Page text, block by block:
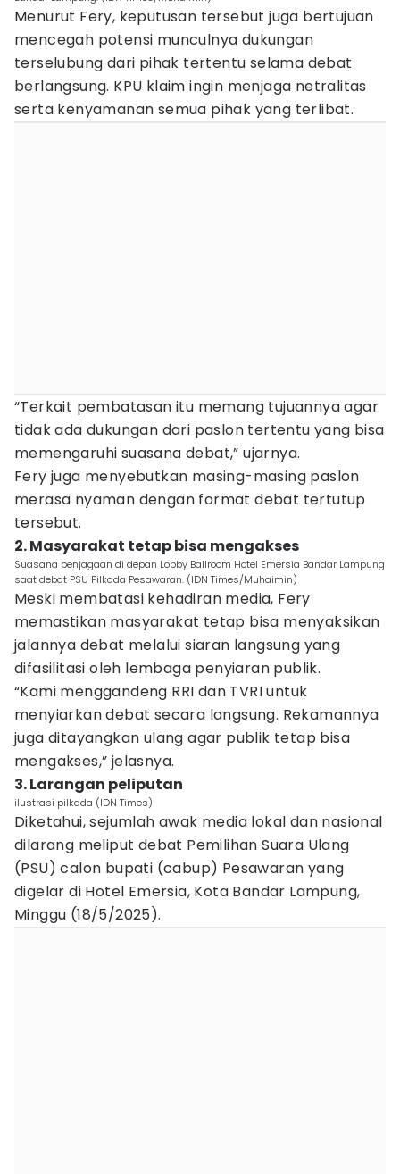
Menurut Fery, keputusan tersebut juga bertujuan
mencegah potensi munculnya dukungan
terselubung dari pihak tertentu selama debat
berlangsung. KPU klaim ingin menjaga netralitas
serta kenyamanan semua pihak yang terlibat.
“Terkait pembatasan itu memang tujuannya agar
tidak ada dukungan dari paslon tertentu yang bisa
memengaruhi suasana debat,” ujarnya.
Fery juga menyebutkan masing-masing paslon
merasa nyaman dengan format debat tertutup
tersebut.
2. Masyarakat tetap bisa mengakses
Suasana penjagaan di depan Lobby Ballroom Hotel Emersia Bandar Lampung
saat debat PSU Pilkada Pesawaran. (IDN Times/Muhaimin)
Meski membatasi kehadiran media, Fery
memastikan masyarakat tetap bisa menyaksikan
jalannya debat melalui siaran langsung yang
difasilitasi oleh lembaga penyiaran publik.
“Kami menggandeng RRI dan TVRI untuk
menyiarkan debat secara langsung. Rekamannya
juga ditayangkan ulang agar publik tetap bisa
mengakses,” jelasnya.
3. Larangan peliputan
ilustrasi pilkada (IDN Times)
Diketahui, sejumlah awak media lokal dan nasional
dilarang meliput debat Pemilihan Suara Ulang
(PSU) calon bupati (cabup) Pesawaran yang
digelar di Hotel Emersia, Kota Bandar Lampung,
Minggu (18/5/2025).